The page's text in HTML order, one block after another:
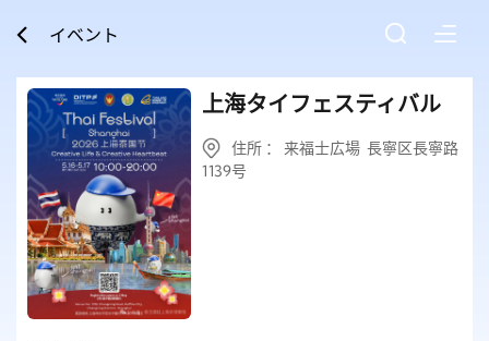
イベント
上海タイフェスティバル
住所 ： 来福士広場 長寧区長寧路
1139号